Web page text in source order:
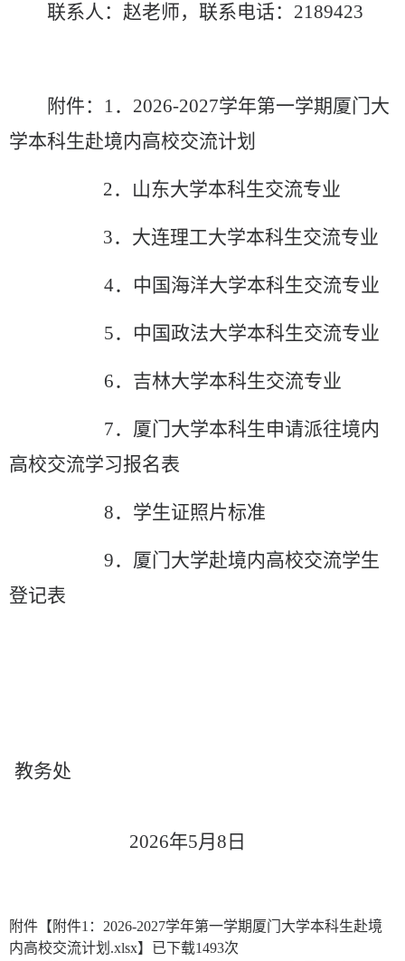
联系人： 赵老师，联系电话： 2189423
附件： 1． 2026-2027学年第一学期厦门大
学本科生赴境内高校交流计划
2． 山东大学本科生交流专业
3． 大连理工大学本科生交流专业
4． 中国海洋大学本科生交流专业
5． 中国政法大学本科生交流专业
6． 吉林大学本科生交流专业
7． 厦门大学本科生申请派往境内
高校交流学习报名表
8． 学生证照片标准
9． 厦门大学赴境内高校交流学生
登记表
教务处
2026年5月 8 日
附件【 附件1：2026-2027学年第一学期厦门大学本科生赴境
内高校交流计划.xlsx】已下载1493次